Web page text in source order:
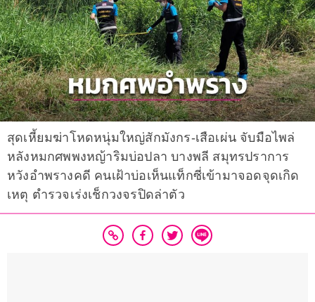
สุดเหี้ยมฆ่าโหดหนุ่มใหญ่สักมังกร-เสือเผ่น จับมือไพล่
หลังหมกศพพงหญ้าริมบ่อปลา บางพลี สมุทรปราการ
หวังอำพรางคดี คนเฝ้าบ่อเห็นแท็กซี่เข้ามาจอดจุดเกิด
เหตุ ตำรวจเร่งเช็กวงจรปิดล่าตัว